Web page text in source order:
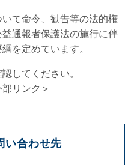
て命令、勧告等の法的権
通報者保護法の施行に伴
を定めています。
してください。
部リンク＞
い合わせ先